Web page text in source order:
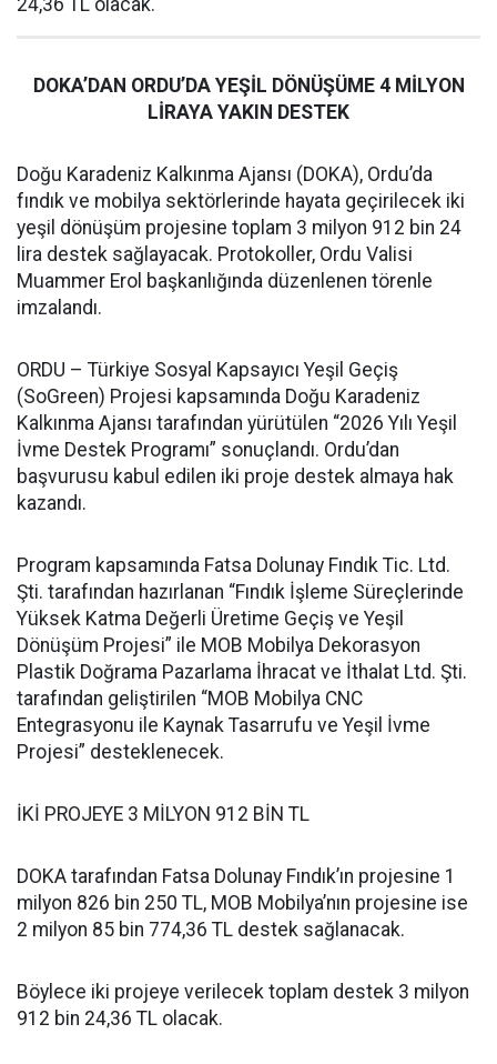
24,36 TL olacak.
DOKA’DAN ORDU’DA YEŞİL DÖNÜŞÜME 4 MİLYON
LİRAYA YAKIN DESTEK
Doğu Karadeniz Kalkınma Ajansı (DOKA), Ordu’da
fındık ve mobilya sektörlerinde hayata geçirilecek iki
yeşil dönüşüm projesine toplam 3 milyon 912 bin 24
lira destek sağlayacak. Protokoller, Ordu Valisi
Muammer Erol başkanlığında düzenlenen törenle
imzalandı.
ORDU – Türkiye Sosyal Kapsayıcı Yeşil Geçiş
(SoGreen) Projesi kapsamında Doğu Karadeniz
Kalkınma Ajansı tarafından yürütülen “2026 Yılı Yeşil
İvme Destek Programı” sonuçlandı. Ordu’dan
başvurusu kabul edilen iki proje destek almaya hak
kazandı.
Program kapsamında Fatsa Dolunay Fındık Tic. Ltd.
Şti. tarafından hazırlanan “Fındık İşleme Süreçlerinde
Yüksek Katma Değerli Üretime Geçiş ve Yeşil
Dönüşüm Projesi” ile MOB Mobilya Dekorasyon
Plastik Doğrama Pazarlama İhracat ve İthalat Ltd. Şti.
tarafından geliştirilen “MOB Mobilya CNC
Entegrasyonu ile Kaynak Tasarrufu ve Yeşil İvme
Projesi” desteklenecek.
İKİ PROJEYE 3 MİLYON 912 BİN TL
DOKA tarafından Fatsa Dolunay Fındık’ın projesine 1
milyon 826 bin 250 TL, MOB Mobilya’nın projesine ise
2 milyon 85 bin 774,36 TL destek sağlanacak.
Böylece iki projeye verilecek toplam destek 3 milyon
912 bin 24,36 TL olacak.